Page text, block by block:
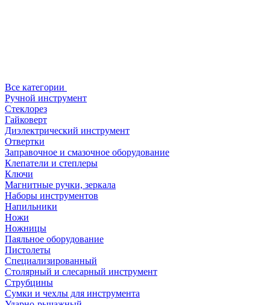
Все категории
Ручной инструмент
Стеклорез
Гайковерт
Диэлектрический инструмент
Отвертки
Заправочное и смазочное оборудование
Клепатели и степлеры
Ключи
Магнитные ручки, зеркала
Наборы инструментов
Напильники
Ножи
Ножницы
Паяльное оборудование
Пистолеты
Специализированный
Столярный и слесарный инструмент
Струбцины
Сумки и чехлы для инструмента